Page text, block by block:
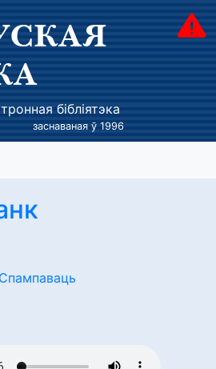
бібліятэка
заснаваная ў 1996
Спампаваць